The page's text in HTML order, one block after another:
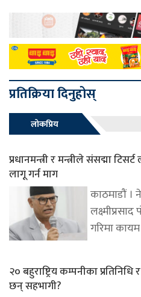
प्रतिक्रिया दिनुहोस्
लोकप्रिय
प्रधानमन्त्री र मन्त्रीले संसद्मा
लागू गर्न माग
काठमाडौं
गरिमा
२० बहुराष्ट्रिय कम्पनीका
छन् सहभागी?